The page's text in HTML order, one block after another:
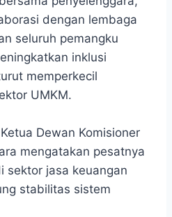
dengan lembaga
seluruh pemangku
inklusi
memperkecil
UMKM.
Dewan Komisioner
mengatakan pesatnya
sektor jasa keuangan
stabilitas sistem